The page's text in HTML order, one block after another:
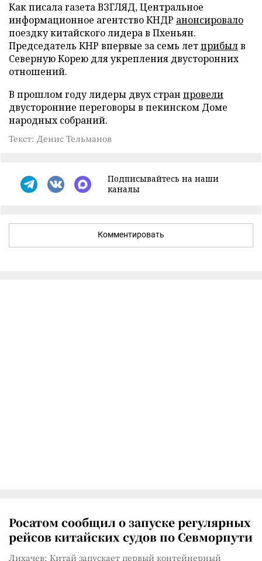
Как писала газета ВЗГЛЯД, Центральное
информационное агентство КНДР анонсировало
поездку китайского лидера в Пхеньян.
Председатель КНР впервые за семь летприбылв
Северную Корею для укрепления двусторонних
отношений.
В прошлом году лидеры двух стран провели
двусторонние переговоры в пекинском Доме
народных собраний.
Текст: Денис Тельманов
Подписывайтесь на наши
каналы
Комментировать
Росатом сообщил о запуске регулярных
рейсов китайских судов по Севморпути
Лихачев: Китай запускает первый контейнерный